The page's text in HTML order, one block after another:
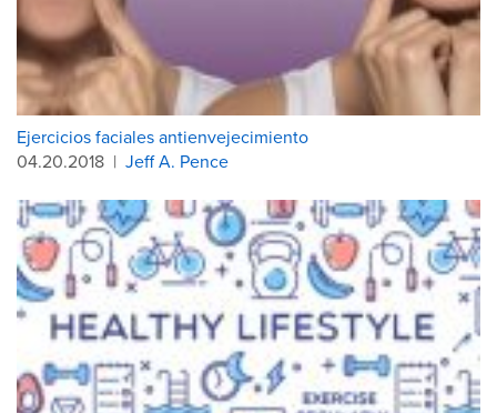
Ejercicios faciales antienvejecimiento
04.20.2018 | Jeff A. Pence